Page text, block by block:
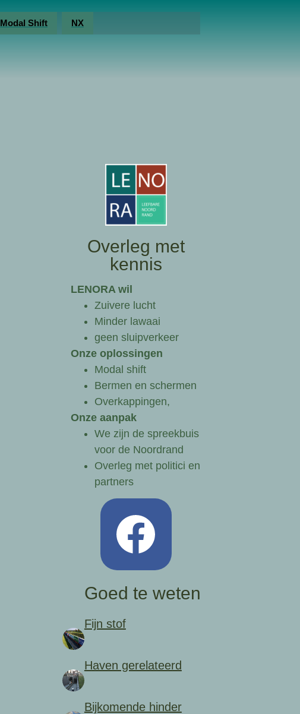
Modal Shift NX
Overleg met
kennis
LENORA wil
Zuivere lucht
Minder lawaai
geen sluipverkeer
Onze oplossingen
Modal shift
Bermen en schermen
Overkappingen,
Onze aanpak
We zijn de spreekbuis
voor de Noordrand
Overleg met politici en
partners
Goed te weten
Fijn stof
Haven gerelateerd
Bijkomende hinder